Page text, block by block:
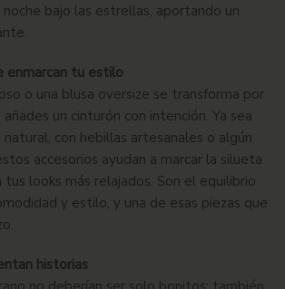
bajo las estrellas, aportando un
enmarcan tu estilo
o una blusa oversize se transforma por
un cinturón con intención. Ya sea
con hebillas artesanales o algún
accesorios ayudan a marcar la silueta
looks más relajados. Son el equilibrio
y estilo, y una de esas piezas que
historias